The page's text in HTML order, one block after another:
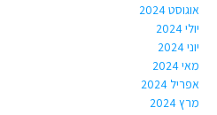
אוגוסט 2024
יולי 2024
יוני 2024
מאי 2024
אפריל 2024
מרץ 2024